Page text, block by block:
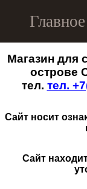
Магазин для
острове
тел. тел.
Сайт носит
Сайт
Menu